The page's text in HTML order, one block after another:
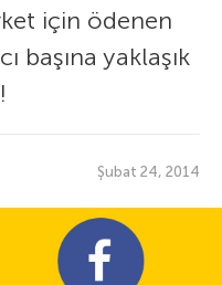
için ödenen
başına yaklaşık
Şubat 24, 2014